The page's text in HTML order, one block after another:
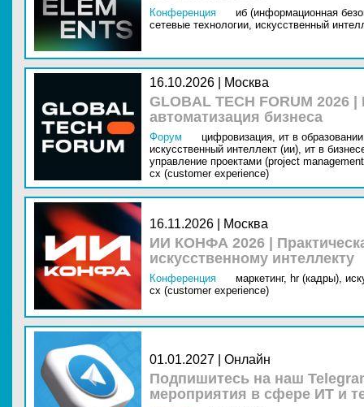
Конференция
иб (информационная
сетевые технологии, искусственный
16.10.2026 | Москва
GLOBAL TECH FORUM
автоматизация бизнеса
Форум цифровизация, ит в
искусственный интеллект (ии), ит в
управление проектами (project
cx (customer experience)
16.11.2026 | Москва
ИИ КОНФА 2026 |
искусственному интеллекту
Конференция маркетинг, hr (кадры),
cx (customer experience)
01.01.2027 | Онлайн
Подпишитесь на наш
мероприятия в сфере ИТ и